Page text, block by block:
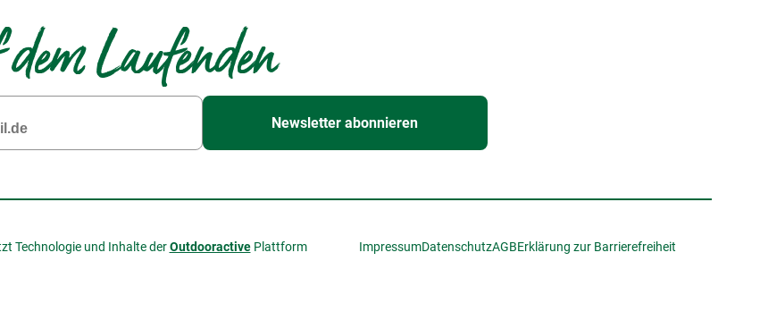
Laufenden
Newsletter abonnieren
Technologie und Inhalte derOutdooractivePlattform ImpressumDatenschutzAGBErklärung zur Barrierefreiheit